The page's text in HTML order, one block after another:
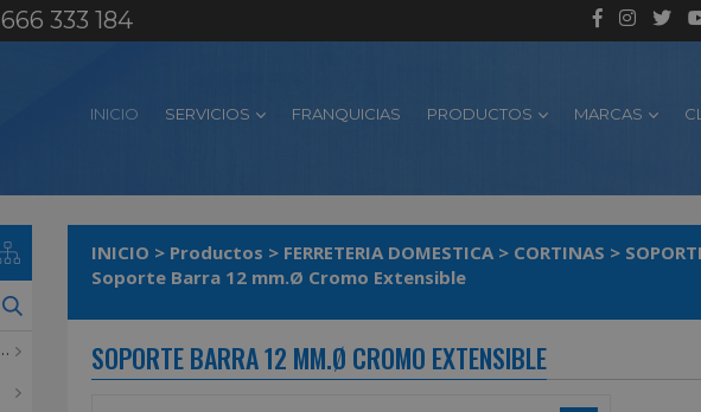
666 333 184
INICIO SERVICIOS FRANQUICIAS PRODUCTOS MARCAS
INICIO > Productos > FERRETERIA DOMESTICA > CORTINAS >
Soporte Barra 12 mm.Ø Cromo Extensible
SOPORTE BARRA 12 MM.Ø CROMO EXTENSIBLE